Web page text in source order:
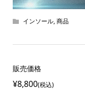
インソール,商品
販売価格
¥8,800(税込)